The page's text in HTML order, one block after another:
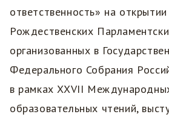
ответственность» на
Рождественских
организованных в
Федерального Собрания
в рамках XXVII
образовательных чтений,